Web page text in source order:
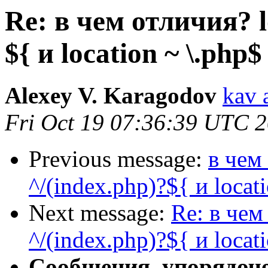
Re: в чем отличия?
${ и location ~
Alexey V. Karagodov kav
Fri Oct 19 07:36:39 UTC
Previous message: в чем
^/(index.php)?${ и
Next message: Re: в
^/(index.php)?${ и